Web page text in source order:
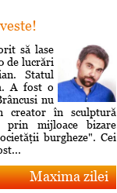
să lase
de lucrări
Statul
A fost o
nu
creator în sculptură
prin mijloace bizare
burgheze". Cei
Maxima zilei